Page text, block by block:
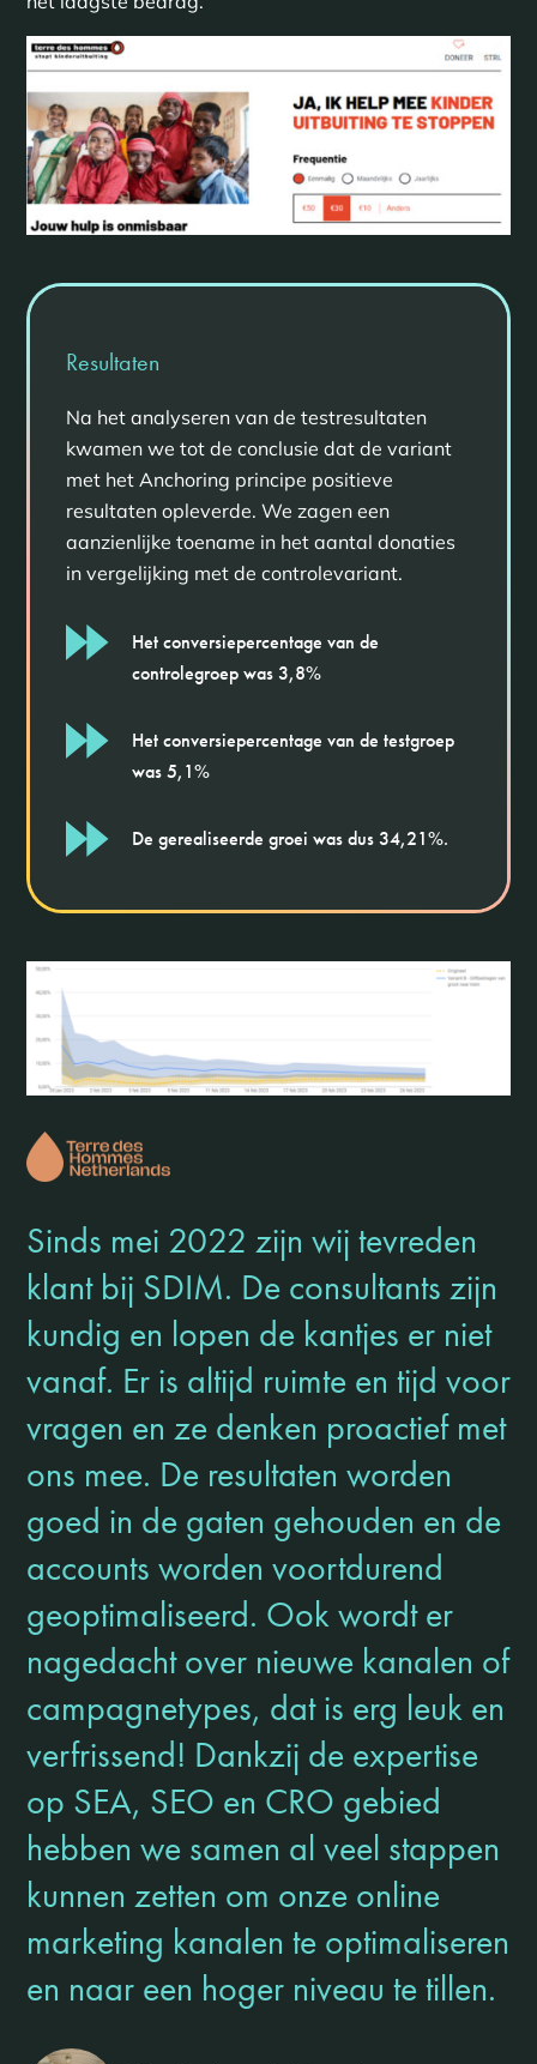
Resultaten
Na het analyseren van de testresultaten
kwamen we tot de conclusie dat de variant
met het Anchoring principe positieve
resultaten opleverde. We zagen een
aanzienlijke toename in het aantal donaties
in vergelijking met de controlevariant.
Het conversiepercentage van de
controlegroep was 3,8%
Het conversiepercentage van de testgroep
was 5,1%
De gerealiseerde groei was dus 34,21%.
Sinds mei 2022 zijn wij tevreden
klant bij SDIM. De consultants zijn
kundig en lopen de kantjes er niet
vanaf. Er is altijd ruimte en tijd voor
vragen en ze denken proactief met
ons mee. De resultaten worden
goed in de gaten gehouden en de
accounts worden voortdurend
geoptimaliseerd. Ook wordt er
nagedacht over nieuwe kanalen of
campagnetypes, dat is erg leuk en
verfrissend! Dankzij de expertise
op SEA, SEO en CRO gebied
hebben we samen al veel stappen
kunnen zetten om onze online
marketing kanalen te optimaliseren
en naar een hoger niveau te tillen.